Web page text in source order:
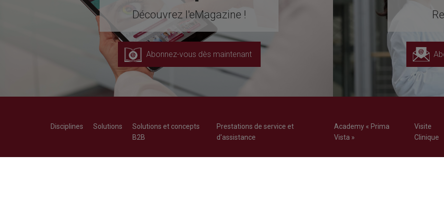
Découvrez l'eMagazine !
Abonnez-vous dès maintenant
Disciplines Solutions
Solutions et concepts
B2B
Prestations de service et
d'assistance
Academy « Prima
Vista »
Visite
Clinique